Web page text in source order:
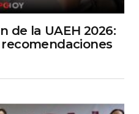
de la UAEH 2026: